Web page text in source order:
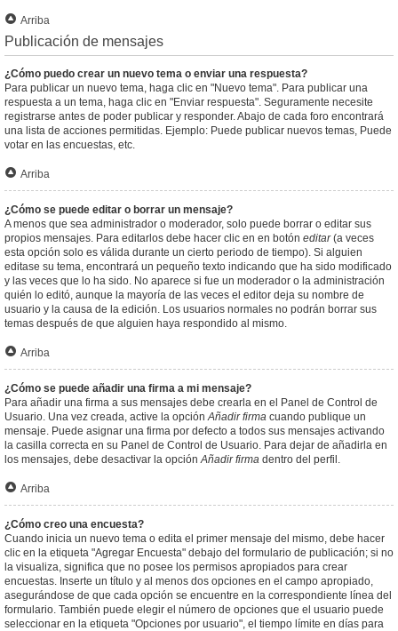
Arriba
Publicación de mensajes
¿Cómo puedo crear un nuevo tema o enviar una respuesta?
Para publicar un nuevo tema, haga clic en "Nuevo tema". Para publicar una
respuesta a un tema, haga clic en "Enviar respuesta". Seguramente necesite
registrarse antes de poder publicar y responder. Abajo de cada foro encontrará
una lista de acciones permitidas. Ejemplo: Puede publicar nuevos temas, Puede
votar en las encuestas, etc.
Arriba
¿Cómo se puede editar o borrar un mensaje?
A menos que sea administrador o moderador, solo puede borrar o editar sus
propios mensajes. Para editarlos debe hacer clic en en botón editar(a veces
esta opción solo es válida durante un cierto periodo de tiempo). Si alguien
editase su tema, encontrará un pequeño texto indicando que ha sido modificado
y las veces que lo ha sido. No aparece si fue un moderador o la administración
quién lo editó, aunque la mayoría de las veces el editor deja su nombre de
usuario y la causa de la edición. Los usuarios normales no podrán borrar sus
temas después de que alguien haya respondido al mismo.
Arriba
¿Cómo se puede añadir una firma a mi mensaje?
Para añadir una firma a sus mensajes debe crearla en el Panel de Control de
Usuario. Una vez creada, active la opciónAñadir firma cuando publique un
mensaje. Puede asignar una firma por defecto a todos sus mensajes activando
la casilla correcta en su Panel de Control de Usuario. Para dejar de añadirla en
los mensajes, debe desactivar la opciónAñadir firma dentro del perfil.
Arriba
¿Cómo creo una encuesta?
Cuando inicia un nuevo tema o edita el primer mensaje del mismo, debe hacer
clic en la etiqueta "Agregar Encuesta" debajo del formulario de publicación; si no
la visualiza, significa que no posee los permisos apropiados para crear
encuestas. Inserte un título y al menos dos opciones en el campo apropiado,
asegurándose de que cada opción se encuentre en la correspondiente línea del
formulario. También puede elegir el número de opciones que el usuario puede
seleccionar en la etiqueta "Opciones por usuario", el tiempo límite en días para